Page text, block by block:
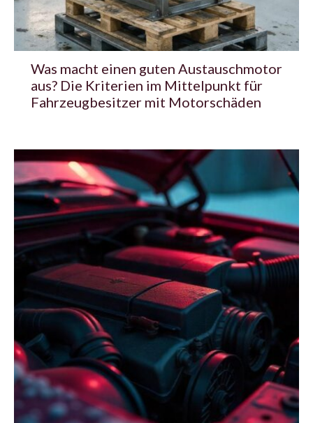
Was macht einen guten Austauschmotor
aus? Die Kriterien im Mittelpunkt für
Fahrzeugbesitzer mit Motorschäden